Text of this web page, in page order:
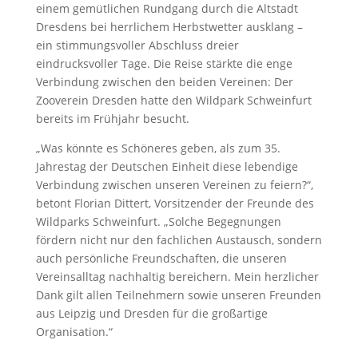
einem gemütlichen Rundgang durch die Altstadt
Dresdens bei herrlichem Herbstwetter ausklang –
ein stimmungsvoller Abschluss dreier
eindrucksvoller Tage. Die Reise stärkte die enge
Verbindung zwischen den beiden Vereinen: Der
Zooverein Dresden hatte den Wildpark Schweinfurt
bereits im Frühjahr besucht.
„Was könnte es Schöneres geben, als zum 35.
Jahrestag der Deutschen Einheit diese lebendige
Verbindung zwischen unseren Vereinen zu feiern?“,
betont Florian Dittert, Vorsitzender der Freunde des
Wildparks Schweinfurt. „Solche Begegnungen
fördern nicht nur den fachlichen Austausch, sondern
auch persönliche Freundschaften, die unseren
Vereinsalltag nachhaltig bereichern. Mein herzlicher
Dank gilt allen Teilnehmern sowie unseren Freunden
aus Leipzig und Dresden für die großartige
Organisation.“